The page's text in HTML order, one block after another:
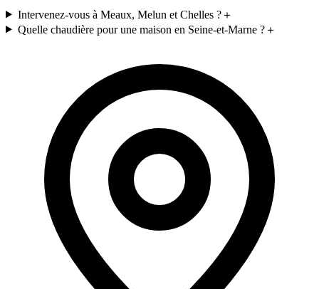
Intervenez-vous à Meaux, Melun et Chelles ?＋
Quelle chaudière pour une maison en Seine-et-Marne ?＋